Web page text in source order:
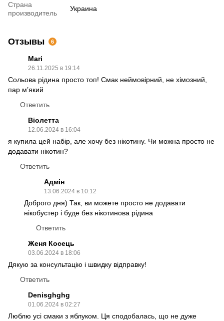
Страна
производитель
Украина
Отзывы 6
Mari
26.11.2025 в 19:14
Сольова рідина просто топ! Смак неймовірний, не хімозний,
пар м’який
Ответить
Віолетта
12.06.2024 в 16:04
я купила цей набір, але хочу без нікотину. Чи можна просто не
додавати нікотин?
Ответить
Адмін
13.06.2024 в 10:12
Доброго дня) Так, ви можете просто не додавати
нікобустер і буде без нікотинова рідина
Ответить
Женя Косець
03.06.2024 в 18:06
Дякую за консультацію і швидку відправку!
Ответить
Denisghghg
01.06.2024 в 02:27
Люблю усі смаки з яблуком. Ця сподобалась, що не дуже